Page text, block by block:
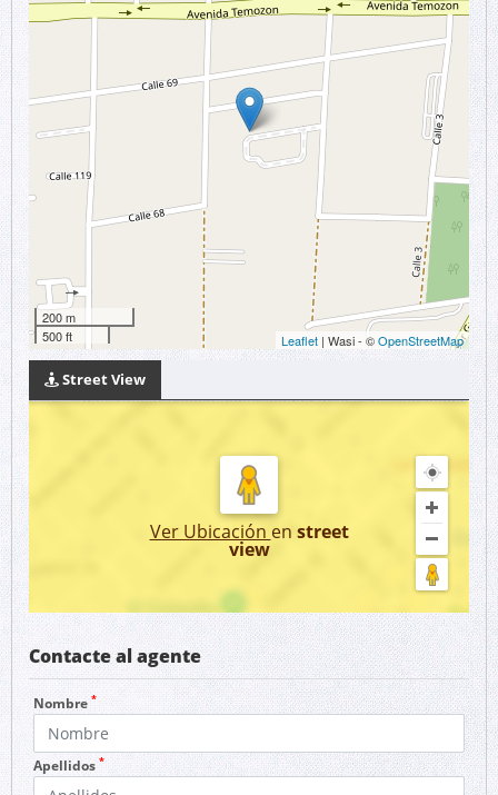
200 m
500 ft
Leaflet | Wasi - ©OpenStreetMap
Street View
Ver Ubicación en street
view
Contacte al agente
Nombre *
Apellidos *